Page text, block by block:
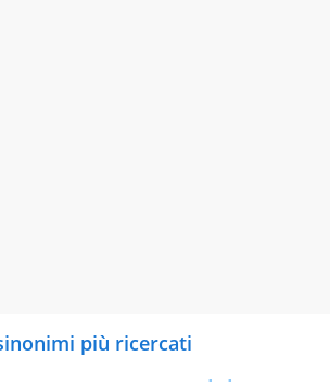
più ricercati